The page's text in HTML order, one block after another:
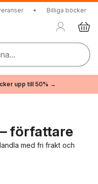
• Billiga böcker
upp till 50% →
författare
med fri frakt och